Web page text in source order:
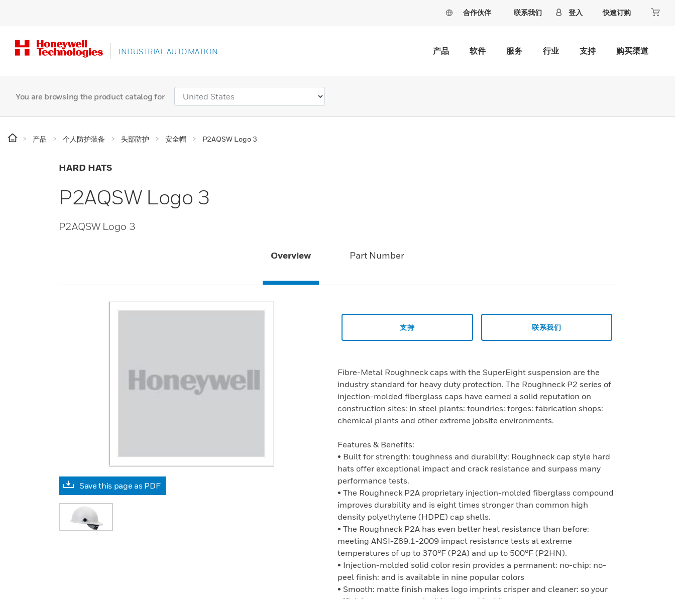
合作伙伴 联系我们 登入 快速订购
INDUSTRIAL AUTOMATION 产品 软件 服务 行业 支持 购买渠道
You are browsing the product catalog for
产品 个人防护装备 头部防护 安全帽 P2AQSW Logo 3
HARD HATS
P2AQSW Logo 3
P2AQSW Logo 3
Overview Part Number
Save this page as PDF
支持 联系我们
Fibre-Metal Roughneck caps with the SuperEight suspension are the
industry standard for heavy duty protection. The Roughneck P2 series of
injection-molded fiberglass caps have earned a solid reputation on
construction sites: in steel plants: foundries: forges: fabrication shops:
chemical plants and other extreme jobsite environments.
Features & Benefits:
• Built for strength: toughness and durability: Roughneck cap style hard
hats offer exceptional impact and crack resistance and surpass many
performance tests.
• The Roughneck P2A proprietary injection-molded fiberglass compound
improves durability and is eight times stronger than common high
density polyethylene (HDPE) cap shells.
• The Roughneck P2A has even better heat resistance than before:
meeting ANSI-Z89.1-2009 impact resistance tests at extreme
temperatures of up to 370°F (P2A) and up to 500°F (P2HN).
• Injection-molded solid color resin provides a permanent: no-chip: no-
peel finish: and is available in nine popular colors
• Smooth: matte finish makes logo imprints crisper and cleaner: so your